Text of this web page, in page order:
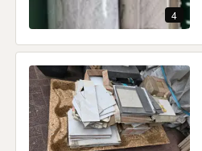
4